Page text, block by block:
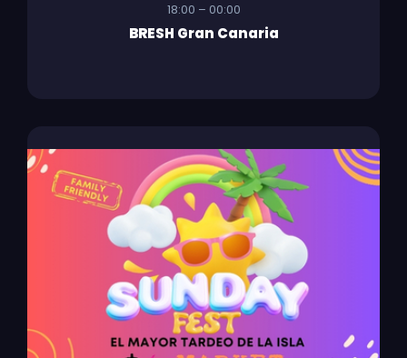
18:00 – 00:00
BRESH Gran Canaria